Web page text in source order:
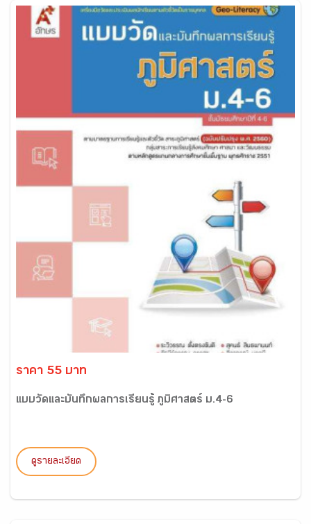
ราคา 55 บาท
แบบวัดและบันทึกผลการเรียนรู้ ภูมิศาสตร์ ม.4-6
ดูรายละเอียด